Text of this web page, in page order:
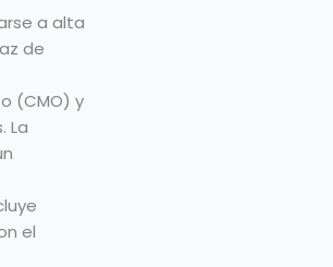
a alta
de
(CMO) y
La
el